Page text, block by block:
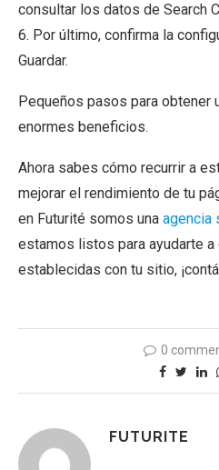
consultar los datos de Search
6. Por último, confirma la
Guardar.
Pequeños pasos para obtener
enormes beneficios.
Ahora sabes cómo recurrir a
mejorar el rendimiento de tu
en Futurité somos una agencia
estamos listos para ayudarte
establecidas con tu sitio,
0
FUTURITE